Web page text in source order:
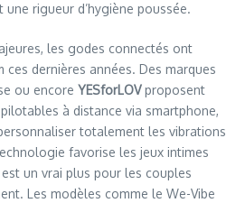
rigueur d’hygiène poussée.
les godes connectés ont
dernières années. Des marques
ou encore YESforLOVproposent
à distance via smartphone,
totalement les vibrations
favorise les jeux intimes
un vrai plus pour les couples
Les modèles comme le We-Vibe